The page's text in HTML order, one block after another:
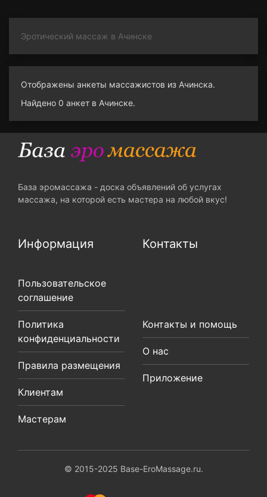
Эротический массаж в Ачинске
Отображены анкеты массажистов из Ачинска.
Найдено 0 анкет в Ачинске.
База эромассажа - доска объявлений об услугах
массажа, на которой есть мастера на любой вкус!
Информация
Пользовательское
соглашение
Политика
конфиденциальности
Правила размещения
Клиентам
Мастерам
Контакты
Контакты и помощь
О нас
Приложение
© 2015-2025 Base-EroMassage.ru.